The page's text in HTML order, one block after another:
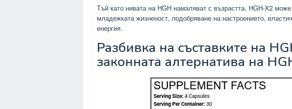
Тъй като нивата на HGH намаляват с възрастта, HGH-X2
младежката жизненост, подобряване на настроението,
енергия.
Разбивка на съставките на
законната алтернатива на